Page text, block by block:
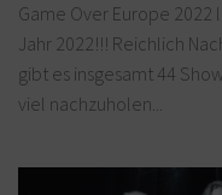
Game Over Europe 2022
Jahr 2022!!! Reichlich
gibt es insgesamt 44
viel nachzuholen...